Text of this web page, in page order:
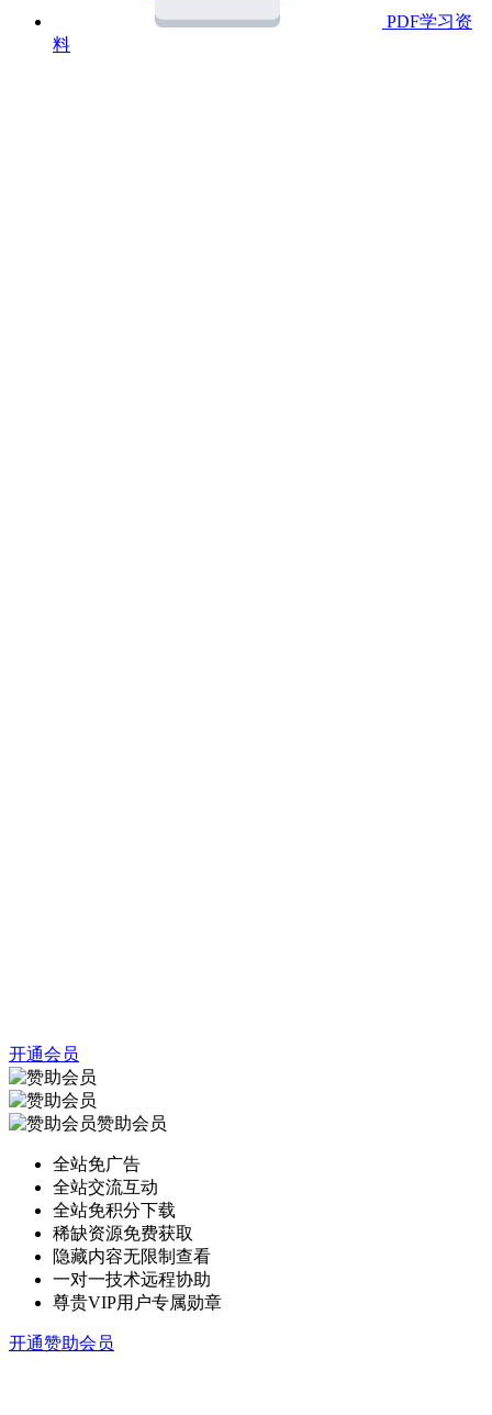
PDF学习资
料
开通会员
赞助会员
全站免广告
全站交流互动
全站免积分下载
稀缺资源免费获取
隐藏内容无限制查看
一对一技术远程协助
尊贵VIP用户专属勋章
开通赞助会员